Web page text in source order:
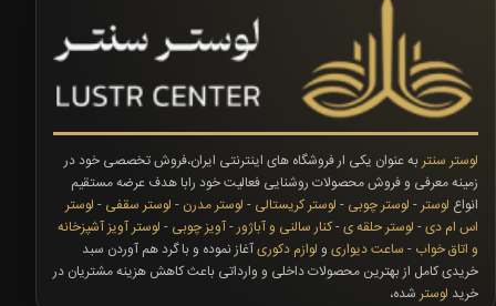
لوستر سنتر به عنوان یکی ار فروشگاه های اینترنتی ایران،فروش تخصصی خود در
زمینه معرفی و فروش محصولات روشنایی فعالیت خود رابا هدف عرضه مستقیم
انواع لوستر - لوستر چوبی - لوستر کریستالی - لوستر مدرن - لوستر سقفی - لوستر
اس ام دی- لوستر حلقه ی-کنار سالنی و آباژور-آویز چوبی - لوستر آویز آشپزخانه
و اتاق خواب - ساعت دیواری و لوازم دکوریآغاز نموده و با گرد هم آوردن سبد
خریدی کامل از بهترین محصولات داخلی و وارداتی باعث کاهش هزینه مشتریان در
خرید لوستر شده،